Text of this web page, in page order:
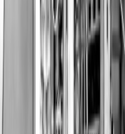
finanzielle
er
und
der UN